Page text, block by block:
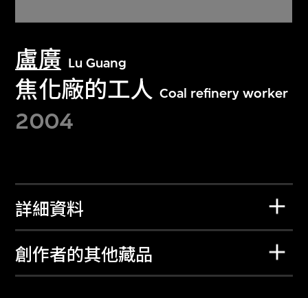
盧廣 Lu Guang
焦化廠的工人 Coal refinery worker
2004
詳細資料
創作者的其他藏品
關於M+藏品
探索世界頂級的二十及二十一世紀視覺
文化藏品。